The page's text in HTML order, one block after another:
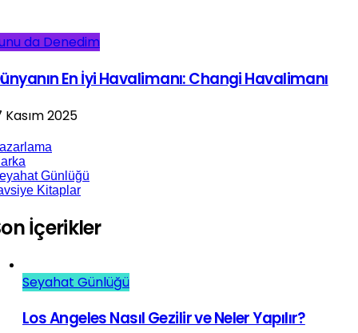
da Denedim
En İyi Havalimanı: Changi Havalimanı
Kasım 2025
Günlüğü
Kitaplar
İçerikler
Seyahat Günlüğü
Los Angeles Nasıl Gezilir ve Neler Yapılır?